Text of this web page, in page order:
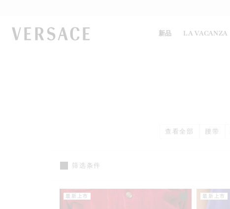
VERSACE | 主页 新品 LA VACANZA
查看全部 腰带
筛选条件
最新上市 最新上市